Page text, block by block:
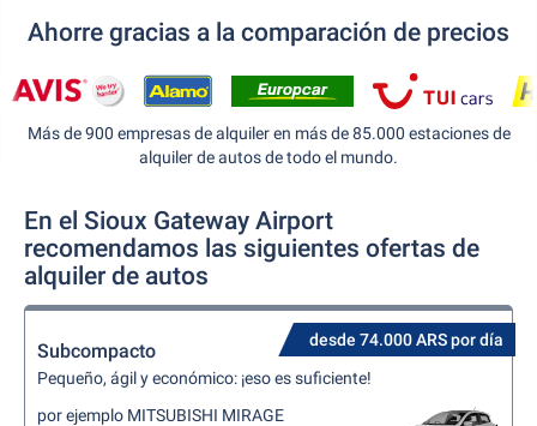
Ahorre gracias a la comparación de precios
Más de 900 empresas de alquiler en más de 85.000 estaciones de
alquiler de autos de todo el mundo.
En el Sioux Gateway Airport
recomendamos las siguientes ofertas de
alquiler de autos
desde 74.000 ARS por día
Subcompacto
Pequeño, ágil y económico: ¡eso es suficiente!
por ejemplo MITSUBISHI MIRAGE